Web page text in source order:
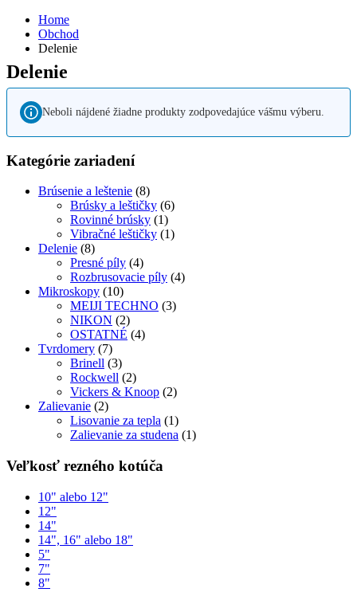
Home
Obchod
Delenie
Delenie
Neboli nájdené žiadne produkty zodpovedajúce vášmu výberu.
Kategórie zariadení
Brúsenie a leštenie (8)
Brúsky a leštičky (6)
Rovinné brúsky (1)
Vibračné leštičky (1)
Delenie (8)
Presné píly (4)
Rozbrusovacie píly (4)
Mikroskopy (10)
MEIJI TECHNO (3)
NIKON (2)
OSTATNÉ (4)
Tvrdomery (7)
Brinell (3)
Rockwell (2)
Vickers & Knoop (2)
Zalievanie (2)
Lisovanie za tepla (1)
Zalievanie za studena (1)
Veľkosť rezného kotúča
10" alebo 12"
12"
14"
14", 16" alebo 18"
5"
7"
8"